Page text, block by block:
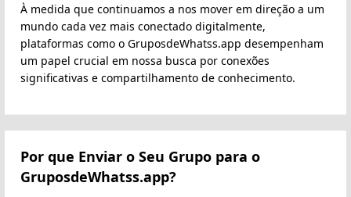
À medida que continuamos a nos mover em direção a um
mundo cada vez mais conectado digitalmente,
plataformas como o GruposdeWhatss.app desempenham
um papel crucial em nossa busca por conexões
significativas e compartilhamento de conhecimento.
Por que Enviar o Seu Grupo para o
GruposdeWhatss.app?